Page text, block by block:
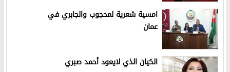
امسية شعرية لمحجوب والجابري في
عمان
الكيان الذي لايعود أحمد صبري